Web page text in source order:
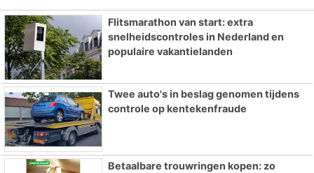
Flitsmarathon van start: extra
snelheidscontroles in Nederland en
populaire vakantielanden
Twee auto's in beslag genomen tijdens
controle op kentekenfraude
Betaalbare trouwringen kopen: zo